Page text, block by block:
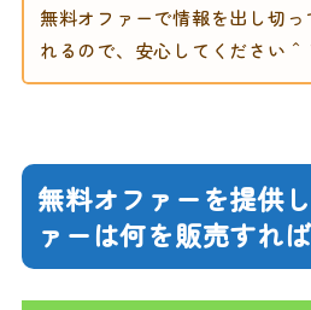
無料オファーで情報を出し切
れるので、安心してください＾
無料オファーを提供
ァーは何を販売すれ